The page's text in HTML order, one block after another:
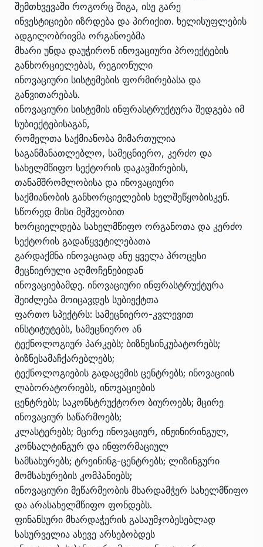
შემთხვევაში როგორც შიგა, ისე გარე
ინვესტიციები იზრდება და პირიქით. ხელისუფლების
ადგილობრივმა ორგანოებმა
მხარი უნდა დაუჭირონ ინოვაციური პროექტების
განხორციელებას, რეგიონული
ინოვაციური სისტემების ფორმირებასა და
განვითარებას.
ინოვაციური სისტემის ინფრასტრუქტურა შედგება იმ
სუბიექტებისაგან,
რომელთა საქმიანობა მიმართულია
საგანმანათლებლო, სამეცნიერო, კერძო და
სახელმწიფო სექტორის დაკავშირების,
თანამშრომლობისა და ინოვაციური
საქმიანობის განხორციელების ხელშეწყობისკენ.
სწორედ მისი მეშვეობით
ხორციელდება სახელმწიფო ორგანოთა და კერძო
სექტორის გადაწყვეტილებათა
გარდაქმნა ინოვაციად ანუ ყველა პროცესი
მეცნიერული აღმოჩენებიდან
ინოვაციებამდე. ინოვაციური ინფრასტრუქტურა
შეიძლება მოიცავდეს სუბიექტთა
ფართო სპექტრს: სამეცნიერო-კვლევით
ინსტიტუტებს, სამეცნიერო ან
ტექნოლოგიურ პარკებს; ბიზნესინკუბატორებს;
ბიზნესამაჩქარებლებს;
ტექნოლოგიების გადაცემის ცენტრებს; ინოვაციის
ლაბორატორიებს, ინოვაციების
ცენტრებს; საკონსტრუქტორო ბიუროებს; მცირე
ინოვაციურ საწარმოებს;
კლასტერებს; მცირე ინოვაციურ, ინჟინირინგულ,
კონსალტინგურ და ინფორმაციულ
სამსახურებს; ტრეინინგ-ცენტრებს; ლიზინგური
მომსახურების კომპანიებს;
ინოვაციური მეწარმეობის მხარდამჭერ სახელმწიფო
და არასახელმწიფო ფონდებს.
ფინანსური მხარდაჭერის გასაუმჯობესებლად
სასურველია ასევე არსებობდეს